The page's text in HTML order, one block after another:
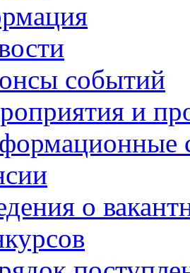
событий
и
о